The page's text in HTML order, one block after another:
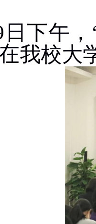
日下午
在我校大